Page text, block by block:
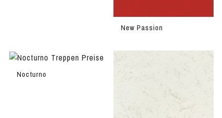
New Passion
Nocturno